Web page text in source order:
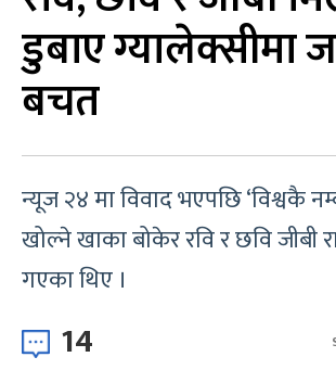
डुबाए ग्यालेक्सीमा
बचत
न्यूज २४ मा विवाद भएपछि ‘विश्वकै
खोल्ने खाका बोकेर रवि र छवि जीबी
गएका थिए ।
14